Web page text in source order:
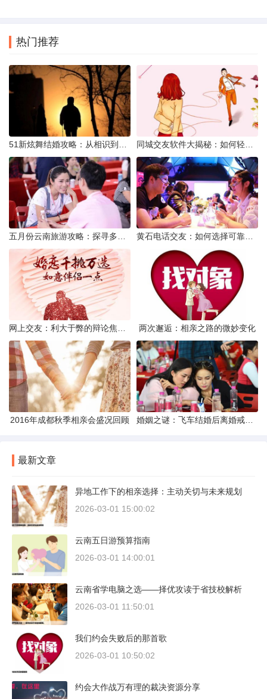
热门推荐
两次邂逅：相亲之路的微妙变化
2016年成都秋季相亲会盛况回顾
最新文章
异地工作下的相亲选择：主动关切与未来规划
2026-03-01 15:00:02
云南五日游预算指南
2026-03-01 14:00:01
云南省学电脑之选——择优攻读于省技校解析
2026-03-01 11:50:01
我们约会失败后的那首歌
2026-03-01 10:50:02
约会大作战万有理的裁决资源分享